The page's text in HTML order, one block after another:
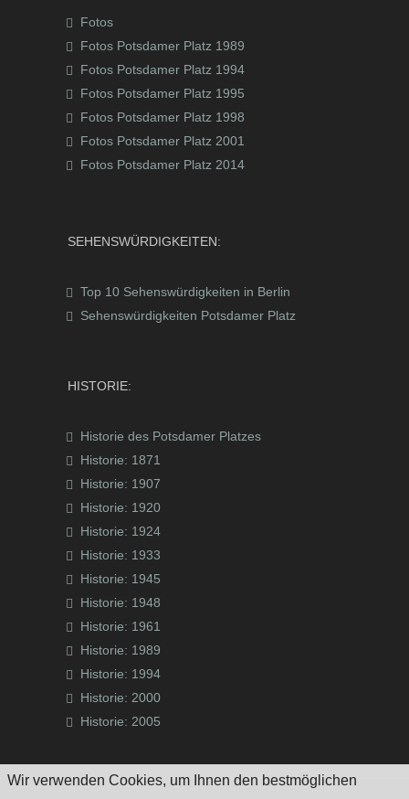
Fotos
Fotos Potsdamer Platz 1989
Fotos Potsdamer Platz 1994
Fotos Potsdamer Platz 1995
Fotos Potsdamer Platz 1998
Fotos Potsdamer Platz 2001
Fotos Potsdamer Platz 2014
SEHENSWÜRDIGKEITEN:
Top 10 Sehenswürdigkeiten in Berlin
Sehenswürdigkeiten Potsdamer Platz
HISTORIE:
Historie des Potsdamer Platzes
Historie: 1871
Historie: 1907
Historie: 1920
Historie: 1924
Historie: 1933
Historie: 1945
Historie: 1948
Historie: 1961
Historie: 1989
Historie: 1994
Historie: 2000
Historie: 2005
Wir verwenden Cookies, um Ihnen den bestmöglichen